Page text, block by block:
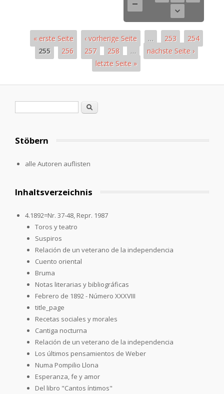
« erste Seite ‹ vorherige Seite … 253
254
255
256 257 258 …
nächste Seite ›
letzte Seite »
Suche
Stöbern
alle Autoren auflisten
Inhaltsverzeichnis
4.1892=Nr. 37-48, Repr. 1987
Toros y teatro
Suspiros
Relación de un veterano de la independencia
Cuento oriental
Bruma
Notas literarias y bibliográficas
Febrero de 1892 - Número XXXVIII
title_page
Recetas sociales y morales
Cantiga nocturna
Relación de un veterano de la independencia
Los últimos pensamientos de Weber
Numa Pompilio Llona
Esperanza, fe y amor
Del libro "Cantos íntimos"